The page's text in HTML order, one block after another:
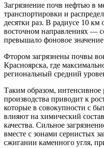
Загрязнение почв нефтью в
транспортировки и
десятки раз. В радиусе 10
восточном направлениях —
превышало фоновое
Фтором загрязнены почвы
Красноярска, где
региональный средний
Таким образом,
производства приводит к
которые в совокупности с
влияют на химический
качества. Сильное
вместе с зонами сернистых
сжигании каменного угля,